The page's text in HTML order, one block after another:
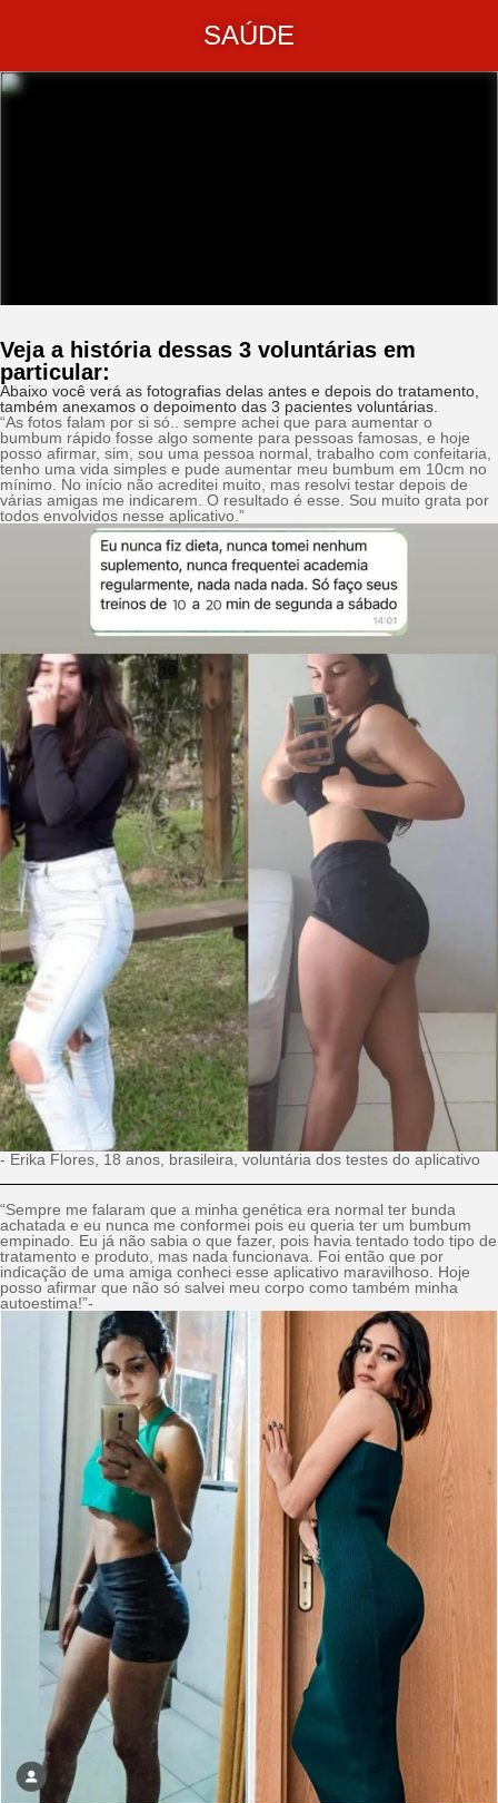
SAÚDE
Veja a história dessas 3 voluntárias em
particular:
Abaixo você verá as fotografias delas antes e depois do tratamento,
também anexamos o depoimento das 3 pacientes voluntárias.
“As fotos falam por si só.. sempre achei que para aumentar o
bumbum rápido fosse algo somente para pessoas famosas, e hoje
posso afirmar, sim, sou uma pessoa normal, trabalho com confeitaria,
tenho uma vida simples e pude aumentar meu bumbum em 10cm no
mínimo. No início não acreditei muito, mas resolvi testar depois de
várias amigas me indicarem. O resultado é esse. Sou muito grata por
todos envolvidos nesse aplicativo.”
- Erika Flores, 18 anos, brasileira, voluntária dos testes do aplicativo
“Sempre me falaram que a minha genética era normal ter bunda
achatada e eu nunca me conformei pois eu queria ter um bumbum
empinado. Eu já não sabia o que fazer, pois havia tentado todo tipo de
tratamento e produto, mas nada funcionava. Foi então que por
indicação de uma amiga conheci esse aplicativo maravilhoso. Hoje
posso afirmar que não só salvei meu corpo como também minha
autoestima!”-